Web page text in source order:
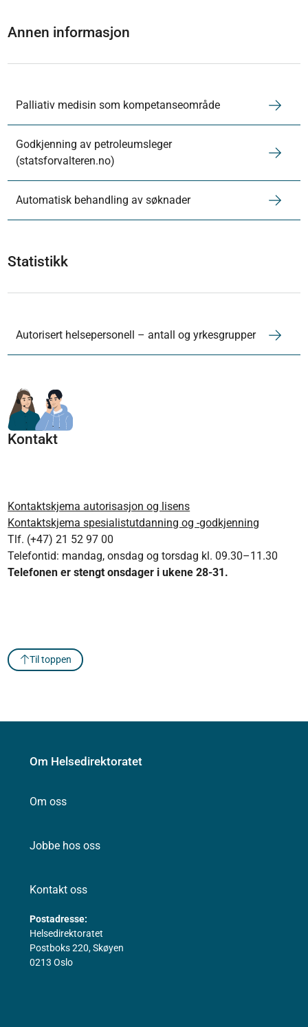
Annen informasjon
Palliativ medisin som kompetanseområde
Godkjenning av petroleumsleger
(statsforvalteren.no)
Automatisk behandling av søknader
Statistikk
Autorisert helsepersonell – antall og yrkesgrupper
Kontakt
Kontaktskjema autorisasjon og lisens
Kontaktskjema spesialistutdanning og -godkjenning
Tlf. (+47) 21 52 97 00
Telefontid: mandag, onsdag og torsdag kl. 09.30–11.30
Telefonen er stengt onsdager i ukene 28-31.
Til toppen
Om Helsedirektoratet
Om oss
Jobbe hos oss
Kontakt oss
Postadresse:
Helsedirektoratet
Postboks 220, Skøyen
0213 Oslo